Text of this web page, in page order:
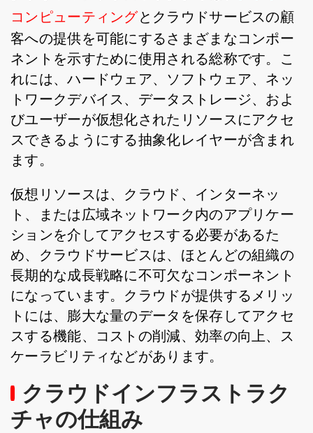
コンピューティングとクラウドサービスの顧
客への提供を可能にするさまざまなコンポー
ネントを示すために使用される総称です。こ
れには、ハードウェア、ソフトウェア、ネッ
トワークデバイス、データストレージ、およ
びユーザーが仮想化されたリソースにアクセ
スできるようにする抽象化レイヤーが含まれ
ます。
仮想リソースは、クラウド、インターネッ
ト、または広域ネットワーク内のアプリケー
ションを介してアクセスする必要があるた
め、クラウドサービスは、ほとんどの組織の
長期的な成長戦略に不可欠なコンポーネント
になっています。クラウドが提供するメリッ
トには、膨大な量のデータを保存してアクセ
スする機能、コストの削減、効率の向上、ス
ケーラビリティなどがあります。
クラウドインフラストラク
チャの仕組み